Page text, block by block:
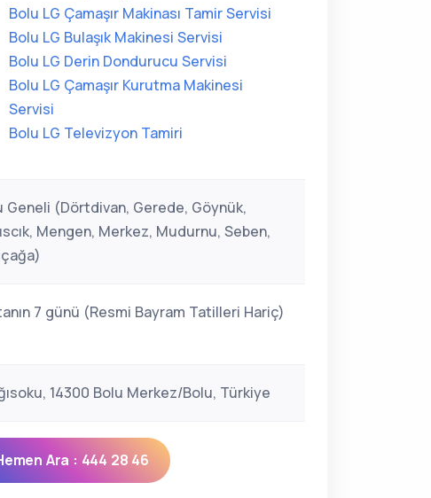
Bolu LG Çamaşır Makinası Tamir Servisi
Bolu LG Bulaşık Makinesi Servisi
Bolu LG Derin Dondurucu Servisi
Bolu LG Çamaşır Kurutma Makinesi
Servisi
Bolu LG Televizyon Tamiri
Geneli (Dörtdivan, Gerede, Göynük,
Mengen, Merkez, Mudurnu, Seben,
7 günü (Resmi Bayram Tatilleri Hariç)
14300 Bolu Merkez/Bolu, Türkiye
Ara : 444 28 46